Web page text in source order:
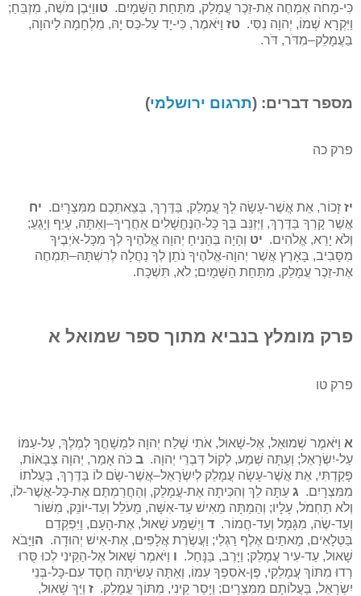
כִּי-מָחֹה אֶמְחֶה אֶת-זֵכֶר עֲמָלֵק, מִתַּחַת הַשָּׁמָיִם. טווַיִּבֶן מֹשֶׁה, מִזְבֵּחַ;
וַיִּקְרָא שְׁמוֹ, יְהוָה נִסִּי. טז וַיֹּאמֶר, כִּי-יָד עַל-כֵּס יָהּ, מִלְחָמָה לַיהוָה,
בַּעֲמָלֵק–מִדֹּר, דֹּר.
מספר דברים: (תרגום ירושלמי)
פרק כה
יז זָכוֹר, אֵת אֲשֶׁר-עָשָׂה לְךָ עֲמָלֵק, בַּדֶּרֶךְ, בְּצֵאתְכֶם מִמִּצְרָיִם. יח
אֲשֶׁר קָרְךָ בַּדֶּרֶךְ, וַיְזַנֵּב בְּךָ כָּל-הַנֶּחֱשָׁלִים אַחֲרֶיךָ–וְאַתָּה, עָיֵף וְיָגֵעַ;
וְלֹא יָרֵא, אֱלֹהִים. יט וְהָיָה בְּהָנִיחַ יְהוָה אֱלֹהֶיךָ לְךָ מִכָּל-אֹיְבֶיךָ
מִסָּבִיב, בָּאָרֶץ אֲשֶׁר יְהוָה-אֱלֹהֶיךָ נֹתֵן לְךָ נַחֲלָה לְרִשְׁתָּהּ–תִּמְחֶה
אֶת-זֵכֶר עֲמָלֵק, מִתַּחַת הַשָּׁמָיִם; לֹא, תִּשְׁכָּח.
פרק מומלץ בנביא מתוך ספר שמואל א
פרק טו
א וַיֹּאמֶר שְׁמוּאֵל, אֶל-שָׁאוּל, אֹתִי שָׁלַח יְהוָה לִמְשָׁחֳךָ לְמֶלֶךְ, עַל-עַמּוֹ
עַל-יִשְׂרָאֵל; וְעַתָּה שְׁמַע, לְקוֹל דִּבְרֵי יְהוָה. ב כֹּה אָמַר, יְהוָה צְבָאוֹת,
פָּקַדְתִּי, אֵת אֲשֶׁר-עָשָׂה עֲמָלֵק לְיִשְׂרָאֵל–אֲשֶׁר-שָׂם לוֹ בַּדֶּרֶךְ, בַּעֲלֹתוֹ
מִמִּצְרָיִם. ג עַתָּה לֵךְ וְהִכִּיתָה אֶת-עֲמָלֵק, וְהַחֲרַמְתֶּם אֶת-כָּל-אֲשֶׁר-לוֹ,
וְלֹא תַחְמֹל, עָלָיו; וְהֵמַתָּה מֵאִישׁ עַד-אִשָּׁה, מֵעֹלֵל וְעַד-יוֹנֵק, מִשּׁוֹר
וְעַד-שֶׂה, מִגָּמָל וְעַד-חֲמוֹר. ד וַיְשַׁמַּע שָׁאוּל, אֶת-הָעָם, וַיִּפְקְדֵם
בַּטְּלָאִים, מָאתַיִם אֶלֶף רַגְלִי; וַעֲשֶׂרֶת אֲלָפִים, אֶת-אִישׁ יְהוּדָה. הוַיָּבֹא
שָׁאוּל, עַד-עִיר עֲמָלֵק; וַיָּרֶב, בַּנָּחַל. ו וַיֹּאמֶר שָׁאוּל אֶל-הַקֵּינִי לְכוּ סֻּרוּ
רְדוּ מִתּוֹךְ עֲמָלֵקִי, פֶּן-אֹסִפְךָ עִמּוֹ, וְאַתָּה עָשִׂיתָה חֶסֶד עִם-כָּל-בְּנֵי
יִשְׂרָאֵל, בַּעֲלוֹתָם מִמִּצְרָיִם; וַיָּסַר קֵינִי, מִתּוֹךְ עֲמָלֵק. ז וַיַּךְ שָׁאוּל,